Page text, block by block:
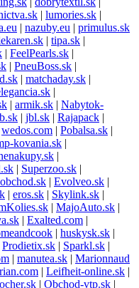
| lumories.sk |
| nazuby.eu | primulus.sk
| tipa.sk |
| FeelPearls.sk |
| PneuBoss.sk |
| matchaday.sk |
|
| armik.sk | Nabytok-
| jbl.sk | Rajapack |
wedos.com | Pobalsa.sk |
kovania.sk |
|
| Superzoo.sk |
| Evolveo.sk |
| eros.sk | Skylink.sk |
| MajoAuto.sk |
| Exalted.com |
| huskysk.sk |
Prodietix.sk | Sparkl.sk |
| manutea.sk | Marionnaud
| Leifheit-online.sk |
| Obchod-vtp.sk |